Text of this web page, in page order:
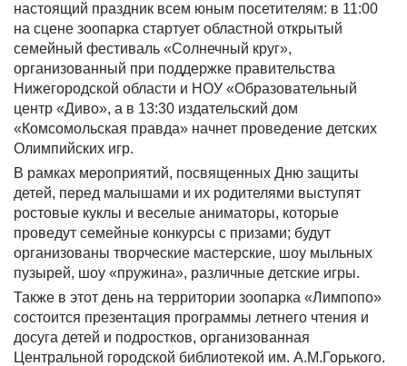
настоящий праздник всем юным посетителям: в 11:00
на сцене зоопарка стартует областной открытый
семейный фестиваль «Солнечный круг»,
организованный при поддержке правительства
Нижегородской области и НОУ «Образовательный
центр «Диво», а в 13:30 издательский дом
«Комсомольская правда» начнет проведение детских
Олимпийских игр.
В рамках мероприятий, посвященных Дню защиты
детей, перед малышами и их родителями выступят
ростовые куклы и веселые аниматоры, которые
проведут семейные конкурсы с призами; будут
организованы творческие мастерские, шоу мыльных
пузырей, шоу «пружина», различные детские игры.
Также в этот день на территории зоопарка «Лимпопо»
состоится презентация программы летнего чтения и
досуга детей и подростков, организованная
Центральной городской библиотекой им. А.М.Горького.